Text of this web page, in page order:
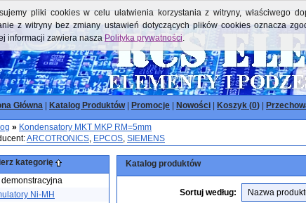
Główna Katalog Produktów| Promocje Nowości Koszyk (0)
» Kondensatory MKT MKP RM=5mm
ARCOTRONICS, EPCOS, SIEMENS
kategorię
demonstracyjna
Ni-MH
Katalog produktów
Sortuj według:
pliki cookies w celu ułatwienia korzystania z witryny, właściwego
z witryny bez zmiany ustawień dotyczących plików cookies oznacza
informacji zawiera nasza Polityka prywatności.